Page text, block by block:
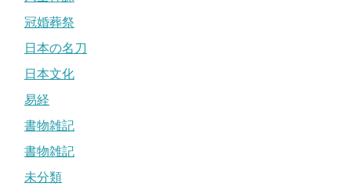
冠婚葬祭
日本の名刀
日本文化
易経
書物雑記
書物雑記
未分類